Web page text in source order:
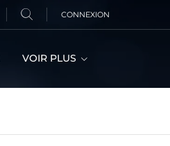
CONNEXION
VOIR PLUS